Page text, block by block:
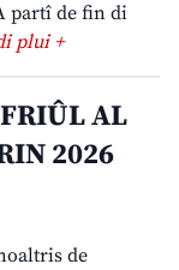
partî de fin di
plui +
AL
2026
de